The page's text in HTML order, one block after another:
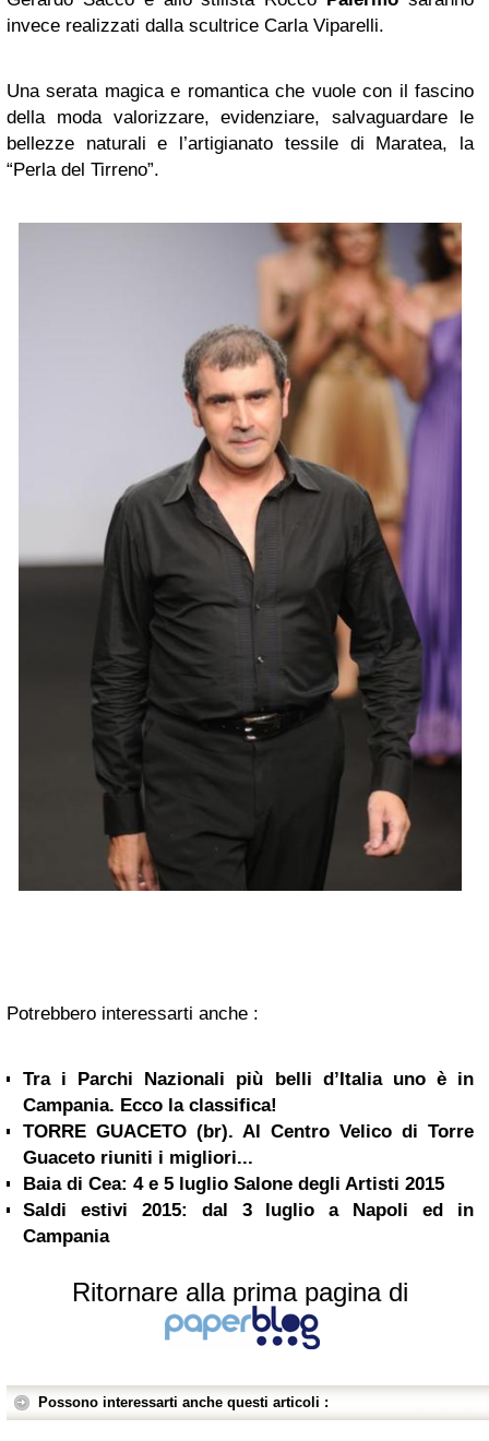
invece realizzati dalla scultrice Carla Viparelli.
Una serata magica e romantica che vuole con il fascino
della moda valorizzare, evidenziare, salvaguardare le
bellezze naturali e l’artigianato tessile di Maratea, la
“Perla del Tirreno”.
Potrebbero interessarti anche :
Tra i Parchi Nazionali più belli d’Italia uno è in
Campania. Ecco la classifica!
TORRE GUACETO (br). Al Centro Velico di Torre
Guaceto riuniti i migliori...
Baia di Cea: 4 e 5 luglio Salone degli Artisti 2015
Saldi estivi 2015: dal 3 luglio a Napoli ed in
Campania
Ritornare alla prima pagina di
Possono interessarti anche questi articoli :